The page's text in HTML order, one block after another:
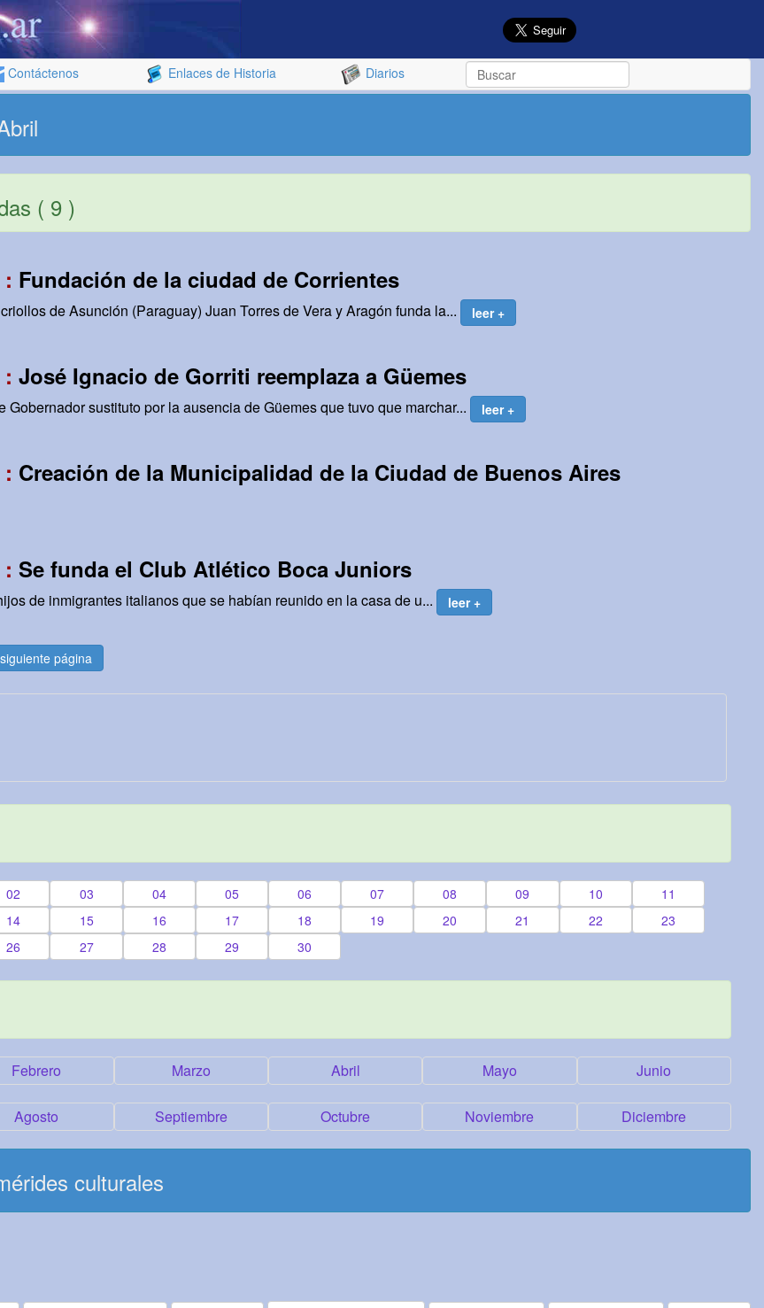
Contáctenos Enlaces de Historia Diarios
( 9 )
Fundación de la ciudad de Corrientes
de Asunción (Paraguay) Juan Torres de Vera y Aragón funda la... leer +
José Ignacio de Gorriti reemplaza a Güemes
Gobernador sustituto por la ausencia de Güemes que tuvo que marchar... leer +
Creación de la Municipalidad de la Ciudad de Buenos Aires
Se funda el Club Atlético Boca Juniors
de inmigrantes italianos que se habían reunido en la casa de u... leer +
página
02 03 04 05 06 07 08 09 10
11
14 15 16 17 18 19 20 21 22
23
26 27 28 29 30
Febrero Marzo Abril Mayo Junio
Agosto Septiembre Octubre Noviembre Diciembre
culturales